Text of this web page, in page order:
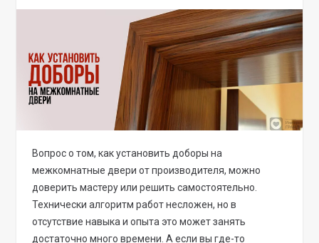
Вопрос о том, как установить доборы на
межкомнатные двери от производителя, можно
доверить мастеру или решить самостоятельно.
Технически алгоритм работ несложен, но в
отсутствие навыка и опыта это может занять
достаточно много времени. А если вы где-то